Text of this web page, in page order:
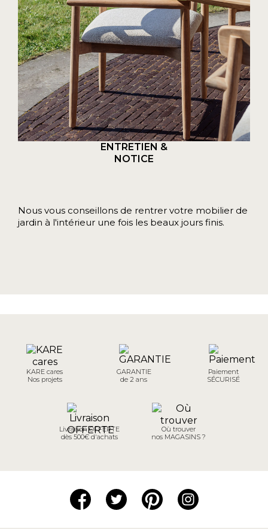
ENTRETIEN &
NOTICE
Nous vous conseillons de rentrer votre mobilier de
jardin à l'intérieur une fois les beaux jours finis.
KARE cares
Nos projets
GARANTIE
de 2 ans
Paiement
SÉCURISÉ
Livraison OFFERTE
dès 500€ d'achats
Où trouver
nos MAGASINS ?